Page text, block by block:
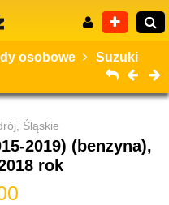
osobowe Suzuki
Śląskie
2019) (benzyna),
rok